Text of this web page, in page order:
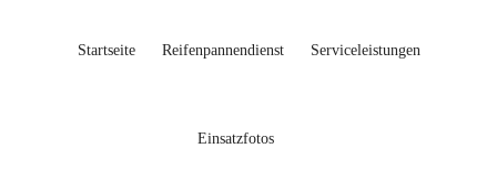
Startseite Reifenpannendienst Serviceleistungen
Einsatzfotos